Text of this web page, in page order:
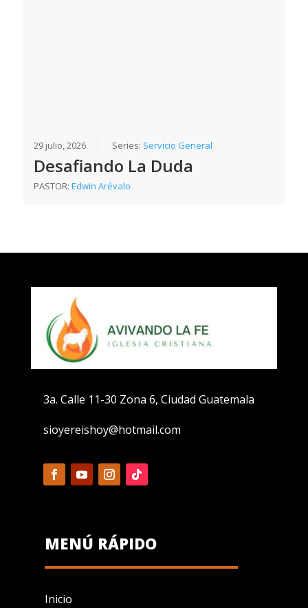
29 julio, 2026 Series: Servicio General
Desafiando La Duda
PASTOR:Edwin Arévalo
3a. Calle 11-30 Zona 6, Ciudad Guatemala
sioyereishoy@hotmail.com
MENÚ RÁPIDO
Inicio